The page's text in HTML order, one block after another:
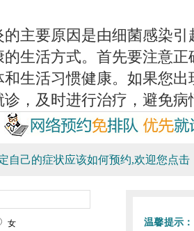
要原因是由细菌感染引
生活方式。首先要注意
生活习惯健康。如果您
，及时进行治疗，避免病
自己的症状应该如何预约,欢迎您点击
女 温馨提示：